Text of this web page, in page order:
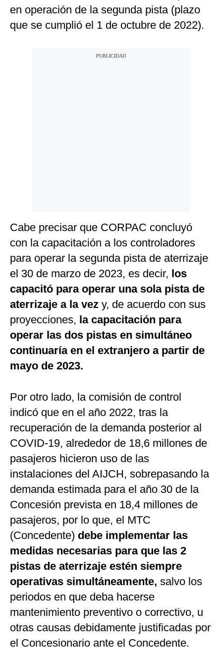
en operación de la segunda pista (plazo
que se cumplió el 1 de octubre de 2022).
Cabe precisar que CORPAC concluyó
con la capacitación a los controladores
para operar la segunda pista de aterrizaje
el 30 de marzo de 2023, es decir, los
capacitó para operar una sola pista de
aterrizaje a la vez y, de acuerdo con sus
proyecciones, la capacitación para
operar las dos pistas en simultáneo
continuaría en el extranjero a partir de
mayo de 2023.
Por otro lado, la comisión de control
indicó que en el año 2022, tras la
recuperación de la demanda posterior al
COVID-19, alrededor de 18,6 millones de
pasajeros hicieron uso de las
instalaciones del AIJCH, sobrepasando la
demanda estimada para el año 30 de la
Concesión prevista en 18,4 millones de
pasajeros, por lo que, el MTC
(Concedente) debe implementar las
medidas necesarias para que las 2
pistas de aterrizaje estén siempre
operativas simultáneamente, salvo los
periodos en que deba hacerse
mantenimiento preventivo o correctivo, u
otras causas debidamente justificadas por
el Concesionario ante el Concedente.